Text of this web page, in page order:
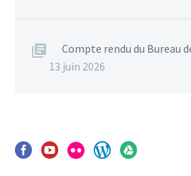
Compte rendu du Bureau
13 juin 2026